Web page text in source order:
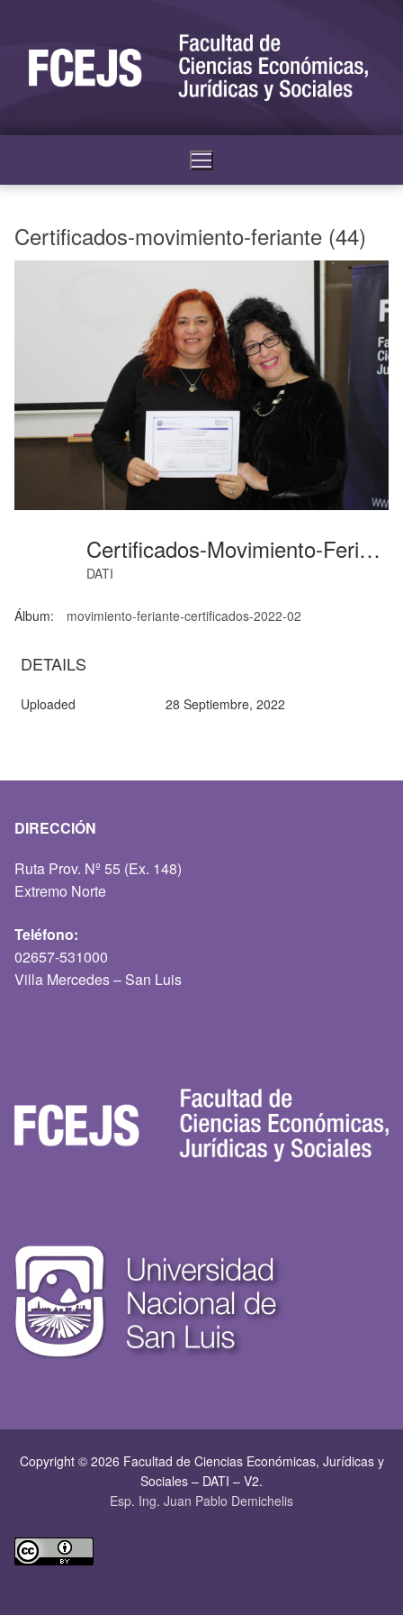
Certificados-movimiento-feriante (44)
Certificados-Movimiento-Feriante (44)
DATI
Álbum: movimiento-feriante-certificados-2022-02
DETAILS
Uploaded 28 Septiembre, 2022
DIRECCIÓN
Ruta Prov. Nº 55 (Ex. 148)
Extremo Norte
Teléfono:
02657-531000
Villa Mercedes – San Luis
Copyright © 2026 Facultad de Ciencias Económicas, Jurí­dicas y
Sociales – DATI – V2.
Esp. Ing. Juan Pablo Demichelis